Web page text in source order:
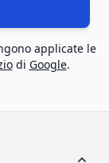
applicate le
di Google.